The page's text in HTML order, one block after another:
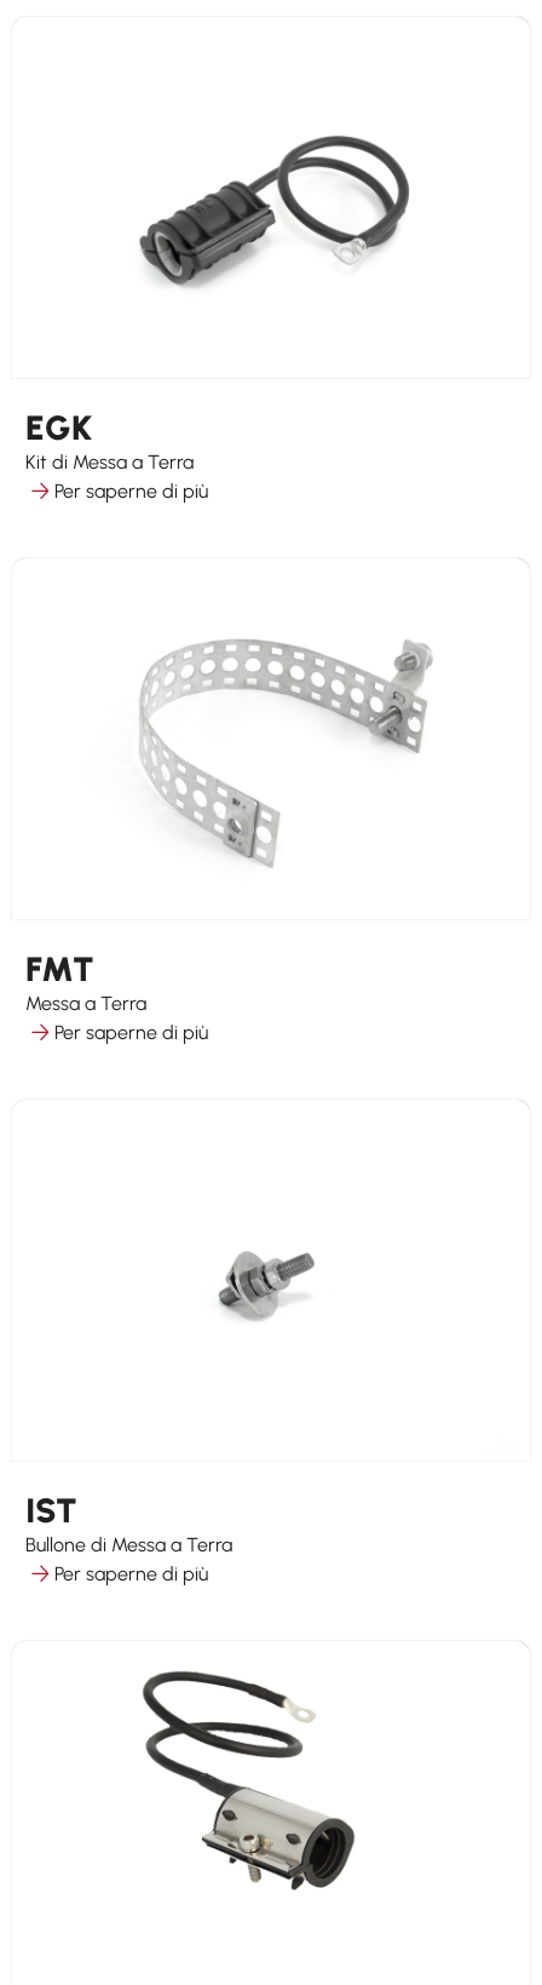
EGK
Kit di Messa a Terra
Per saperne di più
FMT
Messa a Terra
Per saperne di più
IST
Bullone di Messa a Terra
Per saperne di più